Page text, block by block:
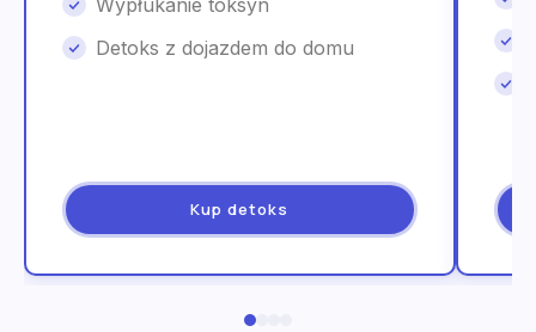
Detoks z dojazdem do domu
Kup detoks